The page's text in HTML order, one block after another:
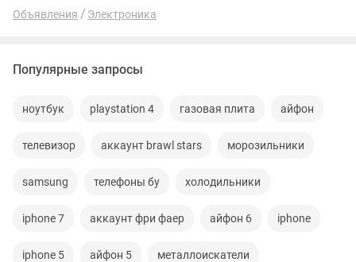
Объявления Электроника
Популярные запросы
ноутбук playstation 4 газовая плита айфон
телевизор аккаунт brawl stars морозильники
samsung телефоны бу холодильники
iphone 7 аккаунт фри фаер айфон 6 iphone
iphone 5 айфон 5 металлоискатели